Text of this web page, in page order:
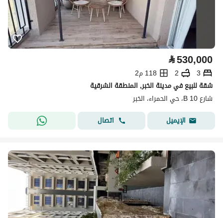
⃁530,000
3
2
118 م2
شقة للبيع في مدينة الخبر, المنطقة الشرقية
شارع 10 B، حي الحمراء، الخبر
الإيميل
اتصال